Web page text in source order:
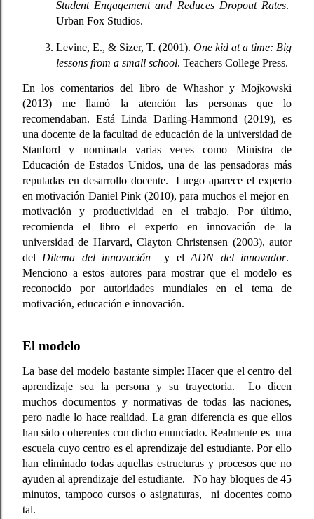
Student Engagement and Reduces Dropout Rates.
Urban Fox Studios.
Levine, E., & Sizer, T. (2001). One kid at a time: Big
lessons from a small school. Teachers College Press.
En los comentarios del libro de Whashor y Mojkowski
(2013) me llamó la atención las personas que lo
recomendaban. Está Linda Darling-Hammond (2019), es
una docente de la facultad de educación de la universidad de
Stanford y nominada varias veces como Ministra de
Educación de Estados Unidos, una de las pensadoras más
reputadas en desarrollo docente.  Luego aparece el experto
en motivación Daniel Pink (2010), para muchos el mejor en
motivación y productividad en el trabajo. Por último,
recomienda el libro el experto en innovación de la
universidad de Harvard, Clayton Christensen (2003), autor
del Dilema del innovación y el ADN del innovador.
Menciono a estos autores para mostrar que el modelo es
reconocido por autoridades mundiales en el tema de
motivación, educación e innovación.
El modelo
La base del modelo bastante simple: Hacer que el centro del
aprendizaje sea la persona y su trayectoria.  Lo dicen
muchos documentos y normativas de todas las naciones,
pero nadie lo hace realidad. La gran diferencia es que ellos
han sido coherentes con dicho enunciado. Realmente es  una
escuela cuyo centro es el aprendizaje del estudiante. Por ello
han eliminado todas aquellas estructuras y procesos que no
ayuden al aprendizaje del estudiante.   No hay bloques de 45
minutos, tampoco cursos o asignaturas,  ni docentes como
tal.